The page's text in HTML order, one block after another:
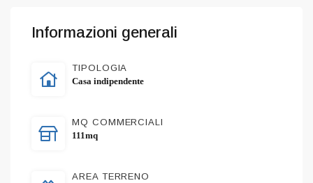
Informazioni generali
TIPOLOGIA
Casa indipendente
MQ COMMERCIALI
111mq
AREA TERRENO